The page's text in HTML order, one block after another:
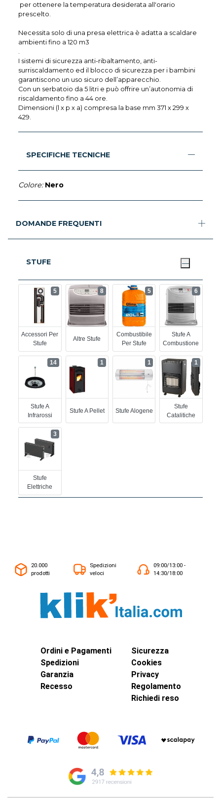
per ottenere la temperatura desiderata all'orario
prescelto.
Necessita solo di una presa elettrica è adatta a scaldare
ambienti fino a 120 m3
I sistemi di sicurezza anti-ribaltamento, anti-
surriscaldamento ed il blocco di sicurezza per i bambini
garantiscono un uso sicuro dell’apparecchio.
Con un serbatoio da 5 litri e può offrire un’autonomia di
riscaldamento fino a 44 ore.
Dimensioni (l x p x a) compresa la base mm 371 x 299 x
429.
SPECIFICHE TECNICHE
Colore: Nero
DOMANDE FREQUENTI
STUFE
Accessori Per
Stufe
5
Altre Stufe
8
Combustibile
Per Stufe
5
Stufe A
Combustione
6
Stufe A
Infrarossi
14
Stufe A Pellet
1
Stufe Alogene
1
Stufe
Catalitiche
1
Stufe
Elettriche
3
20.000
prodotti
Spedizioni
veloci
09:00/13:00 -
14:30/18:00
Ordini e Pagamenti
Spedizioni
Garanzia
Recesso
Sicurezza
Cookies
Privacy
Regolamento
Richiedi reso